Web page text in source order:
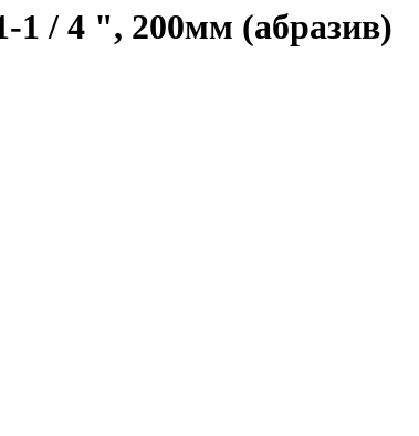
1 / 4 ", 200мм (абразив)